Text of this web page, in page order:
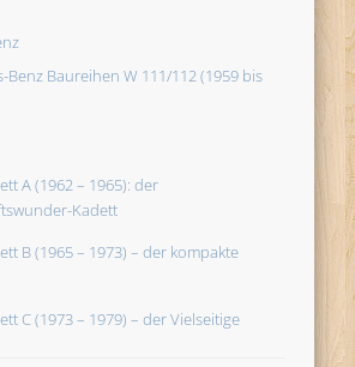
Benz Baureihen W 111/112 (1959 bis
A (1962 – 1965): der
Kadett
B (1965 – 1973) – der kompakte
C (1973 – 1979) – der Vielseitige